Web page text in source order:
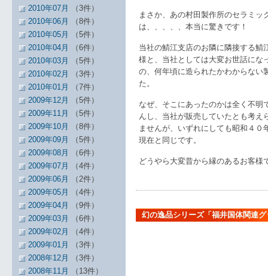
まさか、あの村田製作所のセラミ
は、、、、、本当に驚きです！
当社の鯖江支店のお隣に隣接する鯖
様と、当社としては大変お世話にな
の、何年頃に造られたかわからない
た。
なぜ、そこにあったのかは全く不明
んし、当社が販売していたとも考え
ませんが、いずれにしても昭和４
現在と同じです。
どうやら大変昔から縁のあるお客
幻の逸品シリーズ「福井国体関連グ
2010年07月
（3件）
2010年06月
（8件）
2010年05月
（5件）
2010年04月
（6件）
2010年03月
（5件）
2010年02月
（3件）
2010年01月
（7件）
2009年12月
（5件）
2009年11月
（5件）
2009年10月
（8件）
2009年09月
（5件）
2009年08月
（6件）
2009年07月
（4件）
2009年06月
（2件）
2009年05月
（4件）
2009年04月
（9件）
2009年03月
（6件）
2009年02月
（4件）
2009年01月
（3件）
2008年12月
（3件）
2008年11月
（13件）